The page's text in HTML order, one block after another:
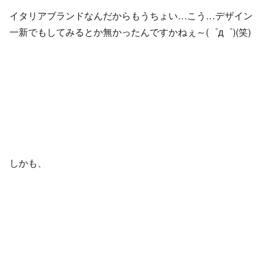
イタリアブランドなんだからもうちょい…こう…デザイン
一新でもしてみるとか無かったんですかねぇ～(゜д゜)(笑)
しかも、